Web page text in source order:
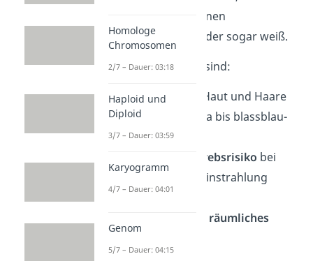
Augen — sie erscheinen
ungewöhnlich hell oder sogar weiß.
TypischeMerkmale
sind:
helle bis weiße
Haut und Haare
helle
Augen (rosa bis blassblau-
grau)
erhöhtes Hautkrebsrisiko bei
starker Sonneneinstrahlung
räumliches
Homologe
Chromosomen
2/7 – Dauer: 03:18
Haploid und
Diploid
3/7 – Dauer: 03:59
Karyogramm
4/7 – Dauer: 04:01
Genom
5/7 – Dauer: 04:15